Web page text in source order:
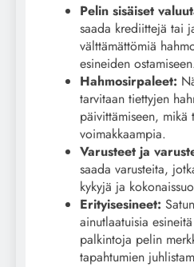
Pelin sisäiset
saada krediittejä tai
välttämättömiä
esineiden
Hahmosirpaleet:
tarvitaan tiettyjen
päivittämiseen, mikä
voimakkaampia.
Varusteet ja
saada varusteita,
kykyjä ja
Erityisesineet:
ainutlaatuisia
palkintoja pelin
tapahtumien